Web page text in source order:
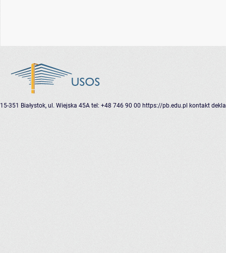
15-351 Białystok, ul. Wiejska 45A tel: +48 746 90 00 https://pb.edu.pl kontakt